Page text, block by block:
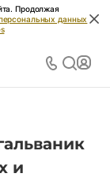
Продолжая
данных
и